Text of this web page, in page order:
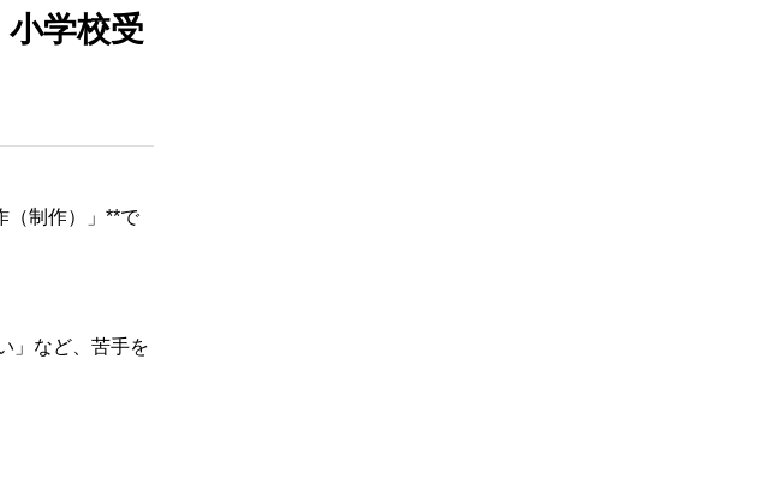
学校受
（制作）」**で
」など、苦手を